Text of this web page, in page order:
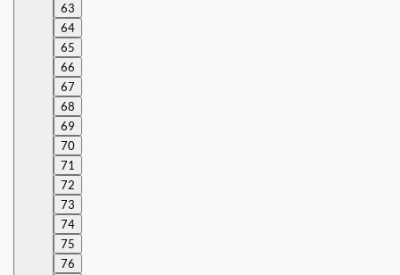
63
64
65
66
67
68
69
70
71
72
73
74
75
76